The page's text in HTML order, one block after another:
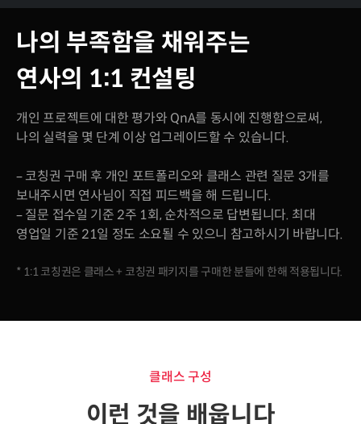
나의 부족함을 채워주는
연사의 1:1 컨설팅
개인 프로젝트에 대한 평가와 QnA를 동시에 진행함으로써,
나의 실력을 몇 단계 이상 업그레이드할 수 있습니다.
– 코칭권 구매 후 개인 포트폴리오와 클래스 관련 질문 3개를
보내주시면 연사님이 직접 피드백을 해 드립니다.
– 질문 접수일 기준 2주 1회, 순차적으로 답변됩니다. 최대
영업일 기준 21일 정도 소요될 수 있으니 참고하시기 바랍니다.
* 1:1 코칭권은 클래스 + 코칭권 패키지를 구매한 분들에 한해 적용됩니다.
클래스 구성
이런 것을 배웁니다